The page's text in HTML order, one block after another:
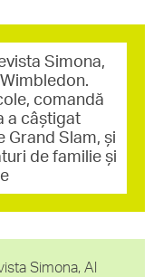
Simona,
comandă
a câștigat
Grand Slam, și
de familie și
Simona, Al